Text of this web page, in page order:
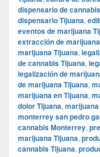
dispensario de
dispensario Tijuana,
eventos de marijuana
extracción de
marijuana Tijuana,
de cannabis Tijuana,
legalización de
de marijuana Tijuana,
marijuana en Tijuana,
dolor Tijuana,
monterrey san pedro
cannabis Monterrey,
marijuana Tijuana,
cannabis Tijuana,